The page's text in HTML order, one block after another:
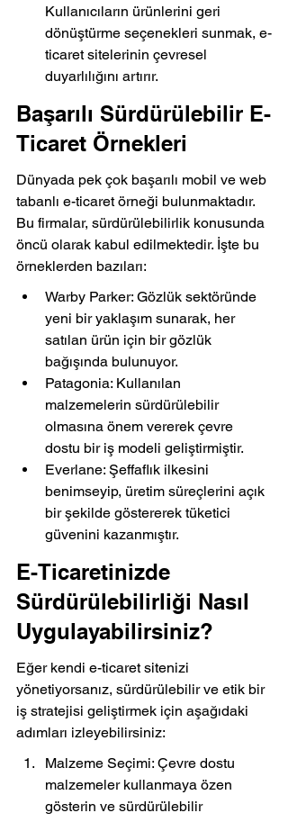
Kullanıcıların ürünlerini geri
dönüştürme seçenekleri sunmak, e-
ticaret sitelerinin çevresel
duyarlılığını artırır.
Başarılı Sürdürülebilir E-
Ticaret Örnekleri
Dünyada pek çok başarılı mobil ve web
tabanlı e-ticaret örneği bulunmaktadır.
Bu firmalar, sürdürülebilirlik konusunda
öncü olarak kabul edilmektedir. İşte bu
örneklerden bazıları:
Warby Parker: Gözlük sektöründe
yeni bir yaklaşım sunarak, her
satılan ürün için bir gözlük
bağışında bulunuyor.
Patagonia: Kullanılan
malzemelerin sürdürülebilir
olmasına önem vererek çevre
dostu bir iş modeli geliştirmiştir.
Everlane: Şeffaflık ilkesini
benimseyip, üretim süreçlerini açık
bir şekilde göstererek tüketici
güvenini kazanmıştır.
E-Ticaretinizde
Sürdürülebilirliği Nasıl
Uygulayabilirsiniz?
Eğer kendi e-ticaret sitenizi
yönetiyorsanız, sürdürülebilir ve etik bir
iş stratejisi geliştirmek için aşağıdaki
adımları izleyebilirsiniz:
Malzeme Seçimi: Çevre dostu
malzemeler kullanmaya özen
gösterin ve sürdürülebilir